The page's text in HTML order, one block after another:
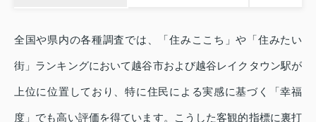
全国や県内の各種調査では、「住みここち」や「住みたい
街」ランキングにおいて越谷市および越谷レイクタウン駅が
上位に位置しており、特に住民による実感に基づく「幸福
度」でも高い評価を得ています。こうした客観的指標に裏打